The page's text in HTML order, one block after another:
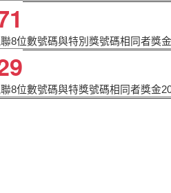
8位數號碼與特別獎號碼相同者獎
8位數號碼與特獎號碼相同者獎金